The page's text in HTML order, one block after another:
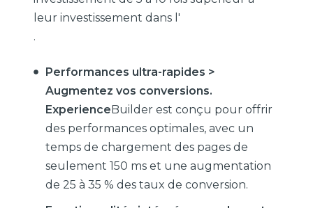
leur investissement dans l'
.
Performances ultra-rapides >
Augmentez vos conversions.
Experience Builder est conçu pour offrir
des performances optimales, avec un
temps de chargement des pages de
seulement 150 ms et une augmentation
de 25 à 35 % des taux de conversion.